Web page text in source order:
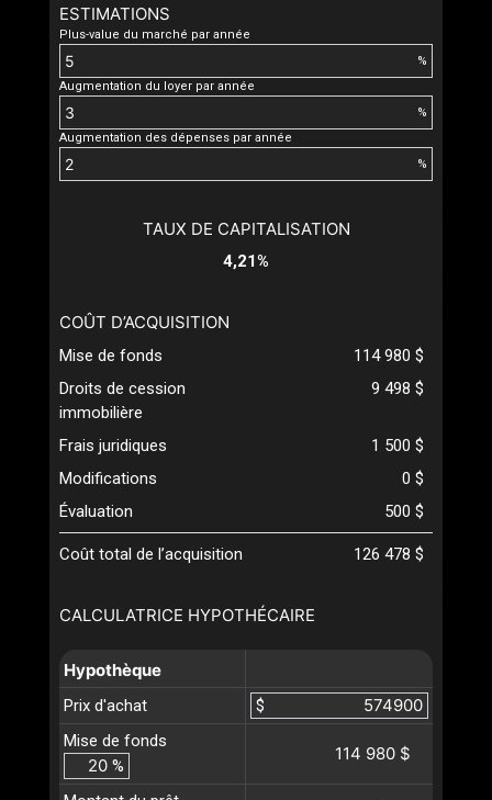
ESTIMATIONS
Plus-value du marché par année
%
Augmentation du loyer par année
%
Augmentation des dépenses par année
%
CALCULATRICE HYPOTHÉCAIRE
Hypothèque
Prix d'achat
$
Mise de fonds
%
114 980 $
TAUX DE CAPITALISATION
4,21%
COÛT D’ACQUISITION
Mise de fonds
114 980 $
Droits de cession
immobilière
9 498 $
Frais juridiques
1 500 $
Modifications
0 $
Évaluation
500 $
Coût total de l’acquisition 126 478 $